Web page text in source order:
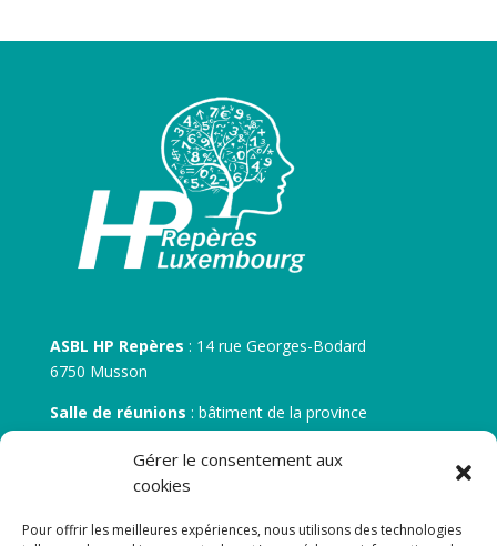
Gérer le consentement aux
cookies
Pour offrir les meilleures expériences, nous utilisons des technologies
ASBL HP Repères : 14 rue Georges-Bodard
6750 Musson
Salle de réunions : bâtiment de la province
30 rue Zénobe Gramme – 6700 Arlon
N° d’entreprise :BE 0506.746.707
N° de compte IBAN
: BE 05 7512 0751 5675